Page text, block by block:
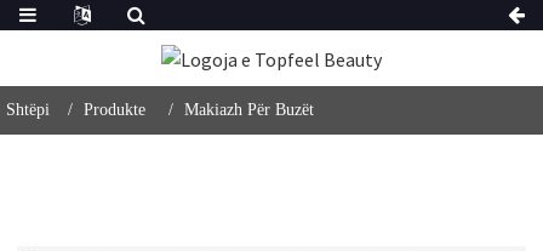
Shtëpi Produkte Makiazh Për Buzët